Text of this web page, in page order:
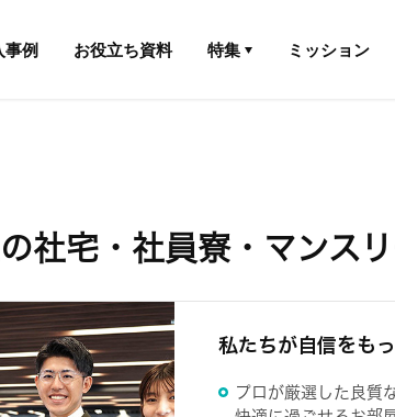
事例 お役立ち資料 特集 ミッション
社宅・社員寮・マンス
私たちが自信をも
プロが厳選した良質